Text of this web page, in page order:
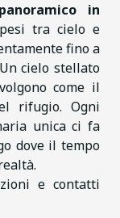
in
tra cielo e
fino a
cielo stellato
come il
rifugio. Ogni
unica ci fa
dove il tempo
e contatti